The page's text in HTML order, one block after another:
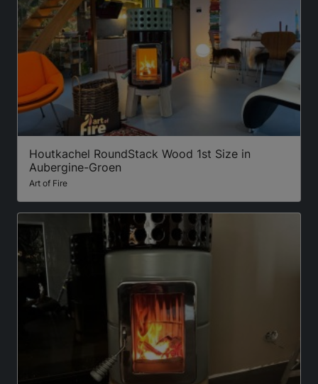
Houtkachel RoundStack Wood 1st Size in
Aubergine-Groen
Art of Fire